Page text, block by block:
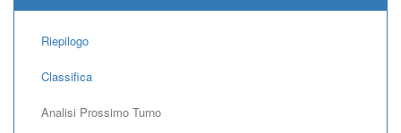
Riepilogo
Classifica
Analisi Prossimo Turno